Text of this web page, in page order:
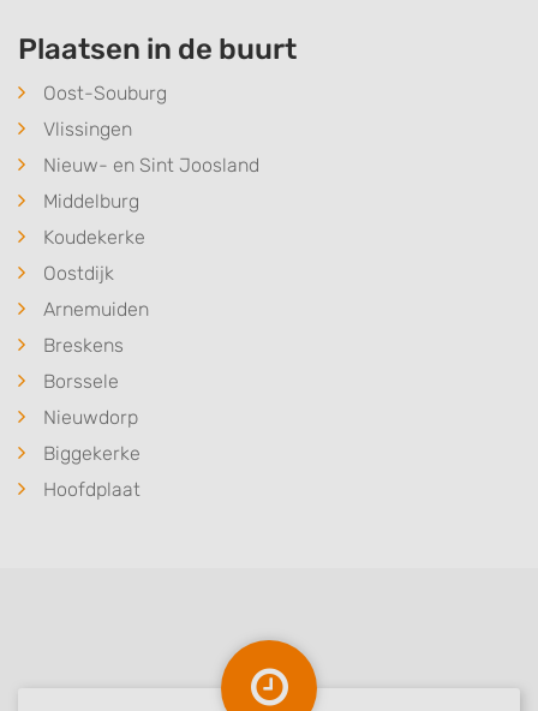
Plaatsen in de buurt
Oost-Souburg
Vlissingen
Nieuw- en Sint Joosland
Middelburg
Koudekerke
Oostdijk
Arnemuiden
Breskens
Borssele
Nieuwdorp
Biggekerke
Hoofdplaat